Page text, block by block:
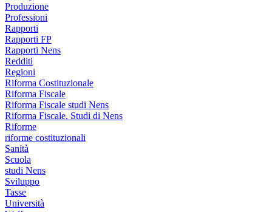
Produzione
Professioni
Rapporti
Rapporti FP
Rapporti Nens
Redditi
Regioni
Riforma Costituzionale
Riforma Fiscale
Riforma Fiscale studi Nens
Riforma Fiscale. Studi di Nens
Riforme
riforme costituzionali
Sanità
Scuola
studi Nens
Sviluppo
Tasse
Università